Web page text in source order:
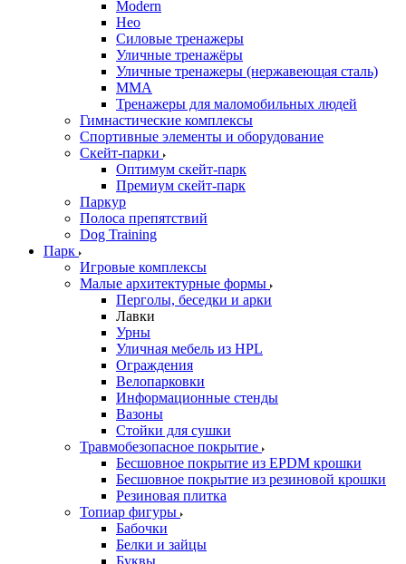
Modern
Нео
Силовые тренажеры
Уличные тренажёры
Уличные тренажеры (нержавеющая сталь)
ММА
Тренажеры для маломобильных людей
Гимнастические комплексы
Спортивные элементы и оборудование
Скейт-парки
Оптимум скейт-парк
Премиум скейт-парк
Паркур
Полоса препятствий
Dog Training
Парк
Игровые комплексы
Малые архитектурные формы
Перголы, беседки и арки
Лавки
Урны
Уличная мебель из HPL
Ограждения
Велопарковки
Информационные стенды
Вазоны
Стойки для сушки
Травмобезопасное покрытие
Бесшовное покрытие из EPDM крошки
Бесшовное покрытие из резиновой крошки
Резиновая плитка
Топиар фигуры
Бабочки
Белки и зайцы
Буквы